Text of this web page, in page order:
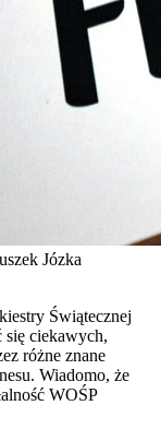
Józka
Świątecznej
się ciekawych,
różne znane
Wiadomo, że
WOŚP